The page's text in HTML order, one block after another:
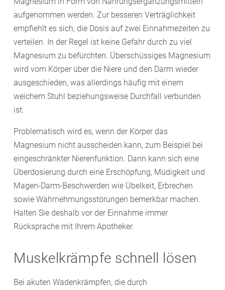
aufgenommen werden. Zur besseren Verträglichkeit
empfiehlt es sich, die Dosis auf zwei Einnahmezeiten zu
verteilen. In der Regel ist keine Gefahr durch zu viel
Magnesium zu befürchten. Überschüssiges Magnesium
wird vom Körper über die Niere und den Darm wieder
ausgeschieden, was allerdings häufig mit einem
weichem Stuhl beziehungsweise Durchfall verbunden
ist.
Problematisch wird es, wenn der Körper das
Magnesium nicht ausscheiden kann, zum Beispiel bei
eingeschränkter Nierenfunktion. Dann kann sich eine
Überdosierung durch eine Erschöpfung, Müdigkeit und
Magen-Darm-Beschwerden wie Übelkeit, Erbrechen
sowie Wahrnehmungsstörungen bemerkbar machen.
Halten Sie deshalb vor der Einnahme immer
Rücksprache mit Ihrem Apotheker.
Muskelkrämpfe schnell lösen
Bei akuten Wadenkrämpfen, die durch